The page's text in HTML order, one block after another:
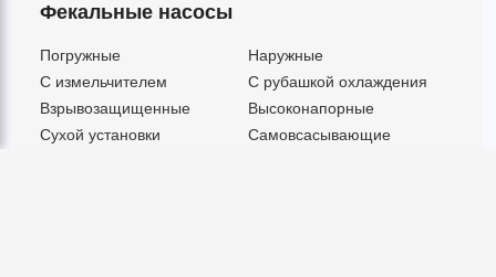
Фекальные насосы
Погружные
Наружные
C измельчителем
С рубашкой охлаждения
Взрывозащищенные
Высоконапорные
Сухой установки
Самовсасывающие